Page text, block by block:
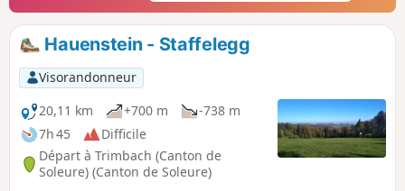
Hauenstein - Staffelegg
Visorandonneur
20,11 km
+700 m
-738 m
7h 45
Difficile
Départ à Trimbach (Canton de
Soleure) (Canton de Soleure)